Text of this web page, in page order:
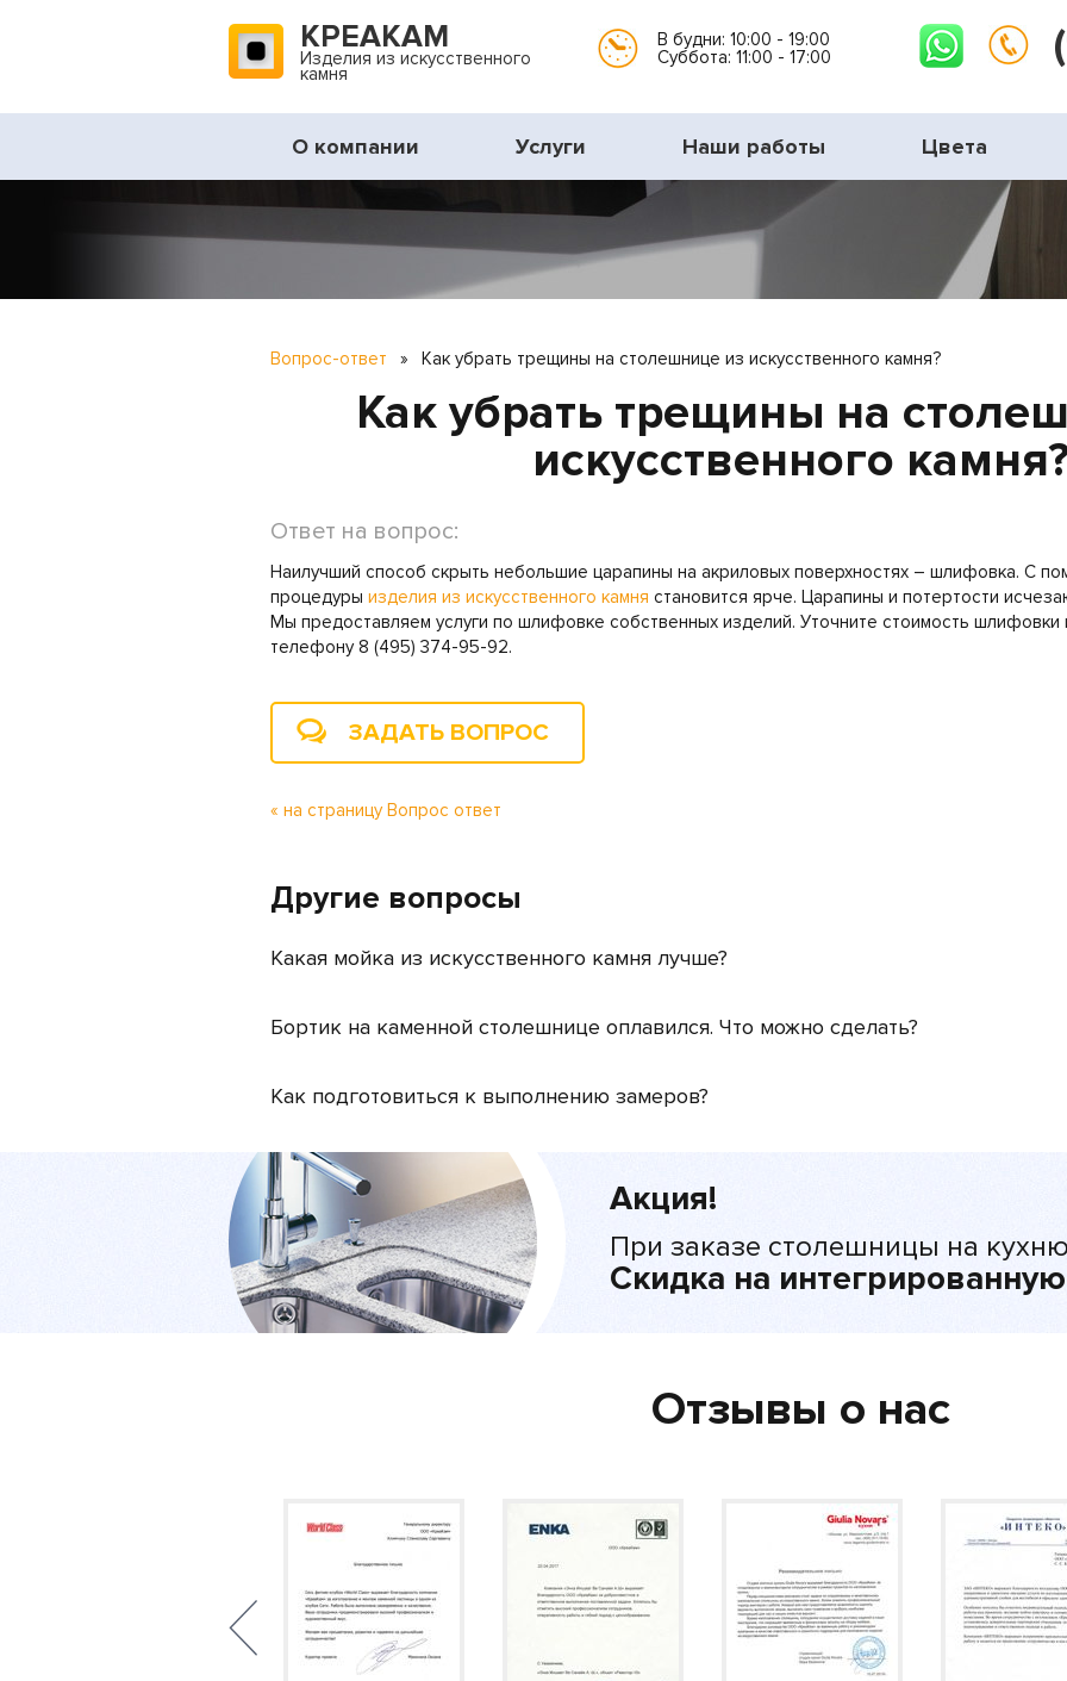
КРЕАКАМ
Изделия из искусственного
камня
В будни: 10:00 - 19:00
Суббота: 11:00 - 17:00
О компании Услуги Наши работы Цвета
Вопрос-ответ » Как убрать трещины на столешнице из искусственного камня?
Как убрать трещины на
искусственного
Ответ на вопрос:
Наилучший способ скрыть небольшие царапины на акриловых поверхностях – шлифовка. С
процедуры изделия из искусственного камня становится ярче. Царапины и потертости
Мы предоставляем услуги по шлифовке собственных изделий. Уточните стоимость шлифовки
телефону 8 (495) 374-95-92.
ЗАДАТЬ ВОПРОС
« на страницу Вопрос ответ
Другие вопросы
Какая мойка из искусственного камня лучше?
Бортик на каменной столешнице оплавился. Что можно сделать?
Как подготовиться к выполнению замеров?
Акция!
При заказе столешницы на
Скидка на
Отзывы о нас